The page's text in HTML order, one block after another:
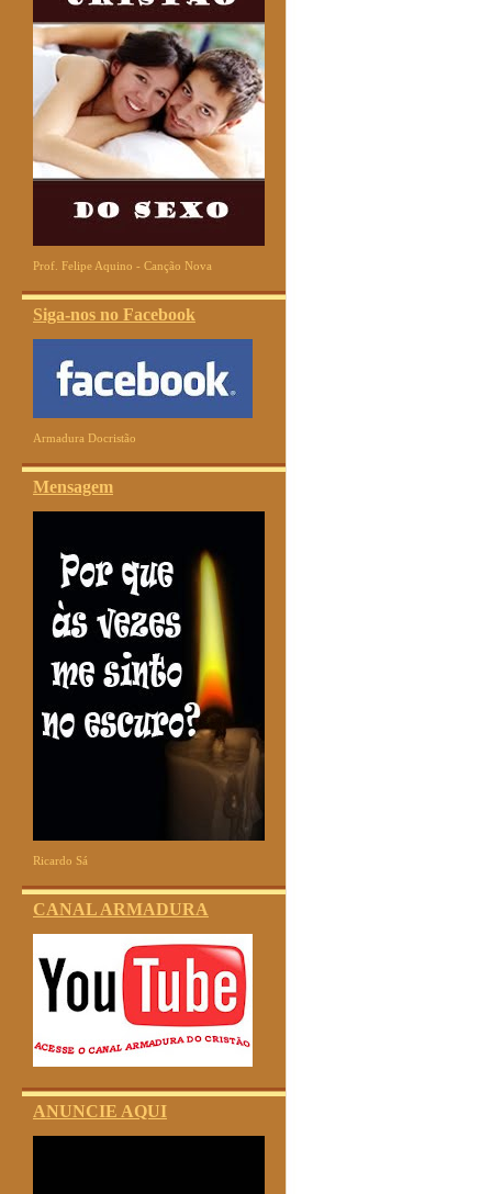
Prof. Felipe Aquino - Canção Nova
Siga-nos no Facebook
Armadura Docristão
Mensagem
Ricardo Sá
CANAL ARMADURA
ANUNCIE AQUI